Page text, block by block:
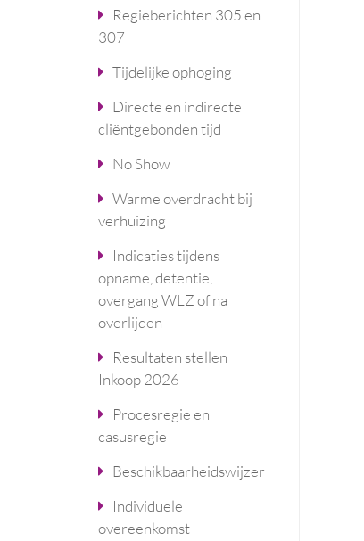
Regieberichten 305 en
307
Tijdelijke ophoging
Directe en indirecte
cliëntgebonden tijd
No Show
Warme overdracht bij
verhuizing
Indicaties tijdens
opname, detentie,
overgang WLZ of na
overlijden
Resultaten stellen
Inkoop 2026
Procesregie en
casusregie
Beschikbaarheidswijzer
Individuele
overeenkomst